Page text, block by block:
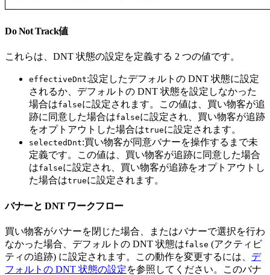
Do Not Track値
これらは、DNT 状態の設定を定義する 2 つの値です。
effectiveDnt:設定したデフォルトの DNT 状態に設定
されるか、デフォルトの DNT 状態を設定しなかった
場合はfalseに設定されます。この値は、買い物客が追
跡に同意した場合はfalseに設定され、買い物客が追跡
をオプトアウトした場合はtrueに設定されます。
selectedDnt:買い物客が同意バナーを操作するまで未
定義です。この値は、買い物客が追跡に同意した場合
はfalseに設定され、買い物客が追跡をオプトアウトし
た場合はtrueに設定されます。
バナーと DNT ワークフロー
買い物客がバナーを閉じた場合、またはバナーで選択を行わ
なかった場合、デフォルトの DNT 状態はfalse (アクティビ
ティの追跡) に設定されます。この動作を変更するには、 デ
フォルトの DNT 状態の設定を参照してください。このバナ